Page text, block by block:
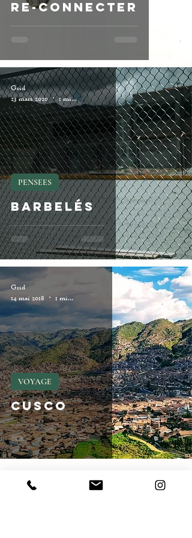
RE-CONNECTER
Barbelés
PENSEES
Grid
23 mars 2020
1 min de lecture
Cusco
VOYAGE
Grid
14 mai 2018
1 min de lecture